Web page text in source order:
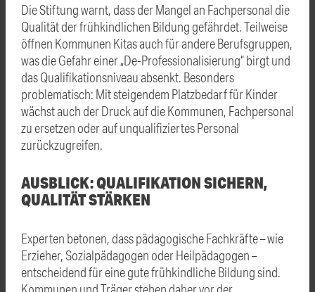
Die Stiftung warnt, dass der Mangel an Fachpersonal die
Qualität der frühkindlichen Bildung gefährdet. Teilweise
öffnen Kommunen Kitas auch für andere Berufsgruppen,
was die Gefahr einer „De-Professionalisierung“ birgt und
das Qualifikationsniveau absenkt. Besonders
problematisch: Mit steigendem Platzbedarf für Kinder
wächst auch der Druck auf die Kommunen, Fachpersonal
zu ersetzen oder auf unqualifiziertes Personal
zurückzugreifen.
AUSBLICK: QUALIFIKATION SICHERN,
QUALITÄT STÄRKEN
Experten betonen, dass pädagogische Fachkräfte – wie
Erzieher, Sozialpädagogen oder Heilpädagogen –
entscheidend für eine gute frühkindliche Bildung sind.
Kommunen und Träger stehen daher vor der